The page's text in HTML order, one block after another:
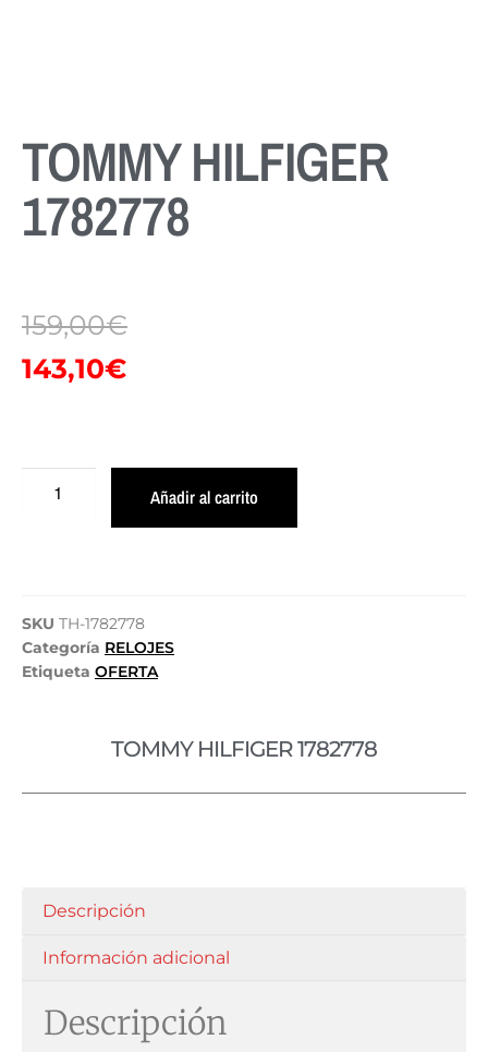
TOMMY HILFIGER
1782778
159,00€
143,10€
Añadir al carrito
SKU TH-1782778
Categoría RELOJES
Etiqueta OFERTA
TOMMY HILFIGER 1782778
Descripción
Información adicional
Descripción